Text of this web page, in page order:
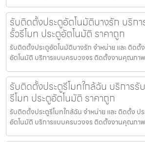
รับติดตั้งประตูอัตโนมัติบางรัก บริก
รั้วรีโมท ประตูอัตโนมัติ ราคาถูก
รับติดตั้งประตูอัตโนมัติบางรัก จำหน่าย และ ติดตั้
อัตโนมัติ บริการแบบครบวงจร ติดตั้งงานคุณภาพ
รับติดตั้งประตูรีโมทใกล้ฉัน บริการรั
รีโมท ประตูอัตโนมัติ ราคาถูก
รับติดตั้งประตูรีโมทใกล้ฉัน จำหน่าย และ ติดตั้ง ป
อัตโนมัติ บริการแบบครบวงจร ติดตั้งงานคุณภาพ